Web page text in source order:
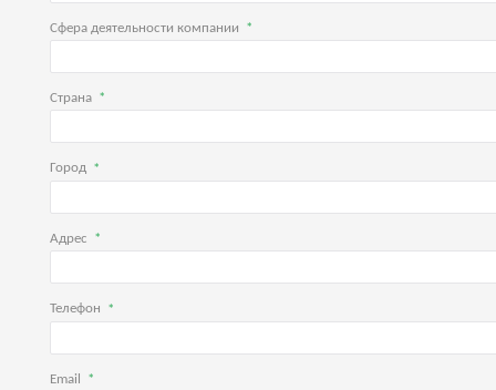
Сфера деятельности компании
Страна
Город
Адрес
Телефон
Email